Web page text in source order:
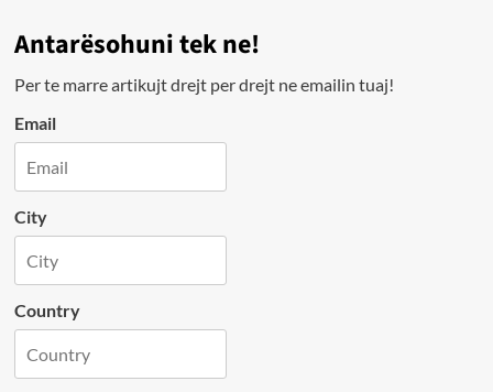
Antarësohuni tek ne!
Per te marre artikujt drejt per drejt ne emailin tuaj!
Email
City
Country